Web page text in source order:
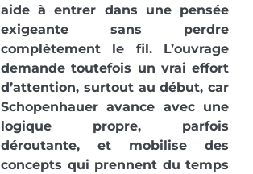
aide à entrer dans une pensée
exigeante sans perdre
complètement le fil. L’ouvrage
demande toutefois un vrai effort
d’attention, surtout au début, car
Schopenhauer avance avec une
logique propre, parfois
déroutante, et mobilise des
concepts qui prennent du temps